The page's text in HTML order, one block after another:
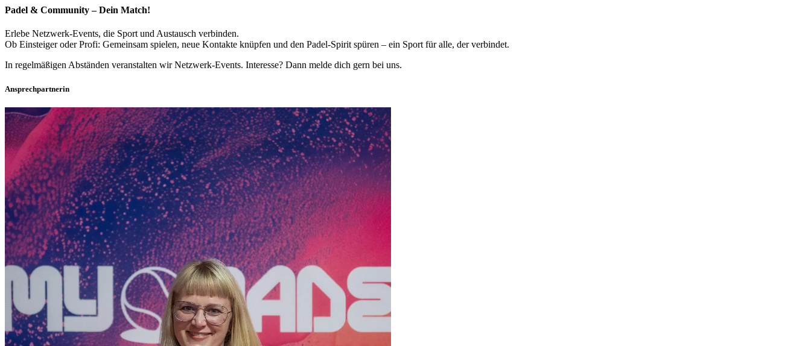
Padel & Community – Dein Match!
Erlebe Netzwerk-Events, die Sport und Austausch verbinden.
Ob Einsteiger oder Profi: Gemeinsam spielen, neue Kontakte knüpfen und den Padel-Spirit spüren – ein Sport für alle, der verbindet.
In regelmäßigen Abständen veranstalten wir Netzwerk-Events. Interesse? Dann melde dich gern bei uns.
Ansprechpartnerin